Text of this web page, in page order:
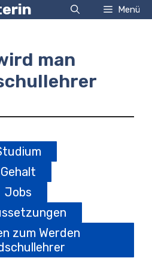
Menü
man
Gehalt
Jobs
zum Werden